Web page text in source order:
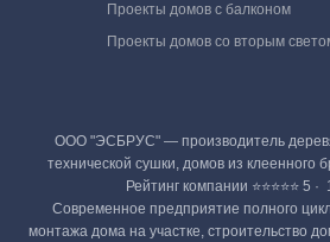
Проекты домов с балконом
Проекты домов со вторым
ООО "ЭСБРУС" — производитель
технической сушки, домов из клеенного
Рейтинг компании ⭐⭐⭐⭐⭐ 5 ·
Современное предприятие полного
монтажа дома на участке, строительство